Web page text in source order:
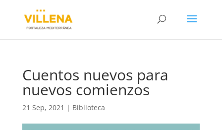
Cuentos nuevos para
nuevos comienzos
21 Sep, 2021 | Biblioteca